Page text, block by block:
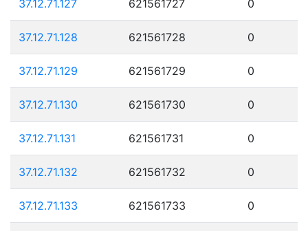
37.12.71.127 621561727 0
37.12.71.128 621561728 0
37.12.71.129 621561729 0
37.12.71.130 621561730 0
37.12.71.131 621561731 0
37.12.71.132 621561732 0
37.12.71.133 621561733 0